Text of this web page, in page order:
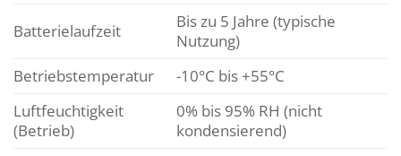
Batterielaufzeit
Bis zu 5 Jahre (typische
Nutzung)
Betriebstemperatur
-10°C bis +55°C
Luftfeuchtigkeit
(Betrieb)
0% bis 95% RH (nicht
kondensierend)